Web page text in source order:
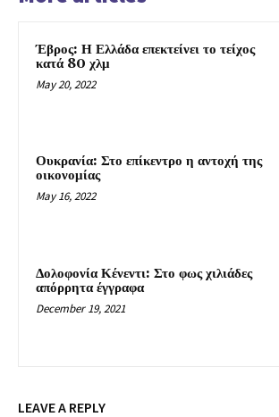
Έβρος: Η Ελλάδα επεκτείνει το τείχος
κατά 80 χλμ
May 20, 2022
Ουκρανία: Στο επίκεντρο η αντοχή της
οικονομίας
May 16, 2022
Δολοφονία Κένεντι: Στο φως χιλιάδες
απόρρητα έγγραφα
December 19, 2021
LEAVE A REPLY